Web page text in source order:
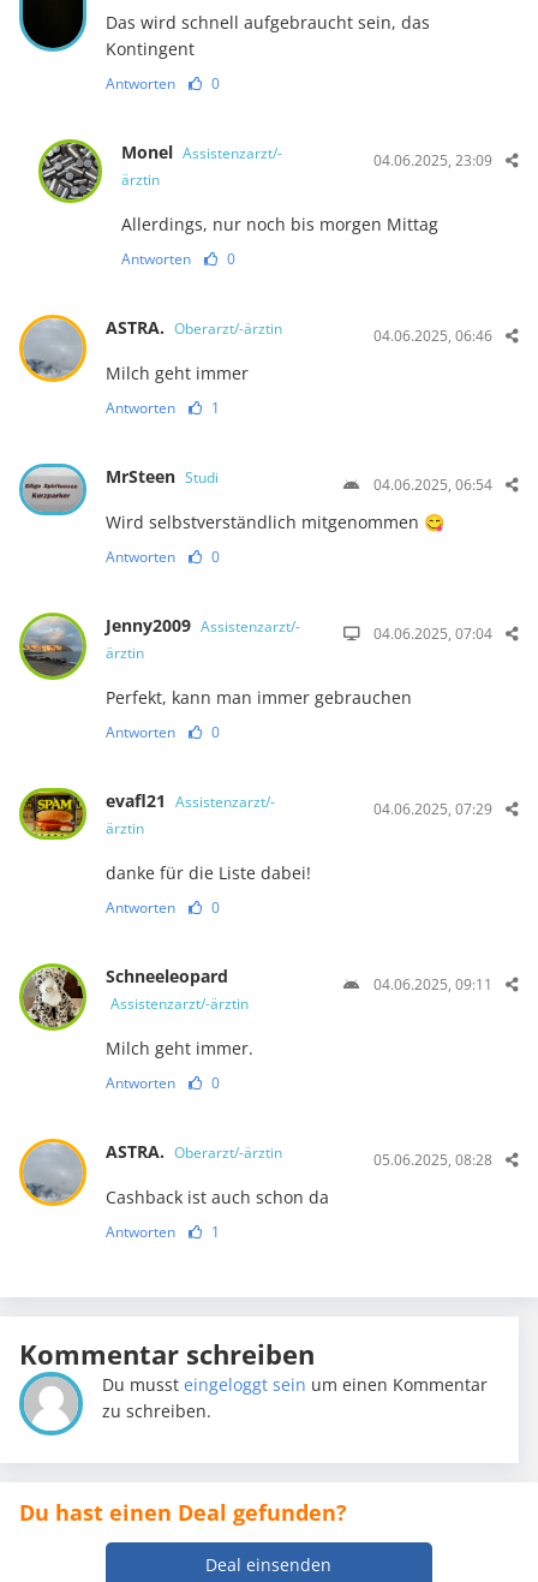
Das wird schnell aufgebraucht sein, das
Kontingent
Antworten 0
Monel Assistenzarzt/-
ärztin
04.06.2025, 23:09
Allerdings, nur noch bis morgen Mittag
Antworten 0
ASTRA. Oberarzt/-ärztin 04.06.2025, 06:46
Milch geht immer
Antworten 1
MrSteen Studi 04.06.2025, 06:54
Wird selbstverständlich mitgenommen 😋
Antworten 0
Jenny2009 Assistenzarzt/-
ärztin
04.06.2025, 07:04
Perfekt, kann man immer gebrauchen
Antworten 0
evafl21 Assistenzarzt/-
ärztin
04.06.2025, 07:29
danke für die Liste dabei!
Antworten 0
Schneeleopard
Assistenzarzt/-ärztin
04.06.2025, 09:11
Milch geht immer.
Antworten 0
ASTRA. Oberarzt/-ärztin 05.06.2025, 08:28
Cashback ist auch schon da
Antworten 1
Kommentar schreiben
Du mussteingeloggt sein um einen Kommentar
zu schreiben.
Du hast einen Deal gefunden?
Deal einsenden